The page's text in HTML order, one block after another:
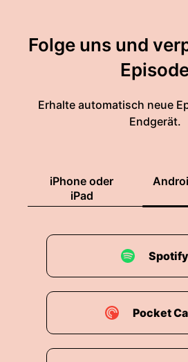
00:00:24: Eieieiei... Ich
00:00:26: Okay I know You
00:00:35: Was weiß ich?
00:00:39: hab keine Ahnung!
00:00:41: Reinall das soll nicht
00:00:42: Do you know
Folge uns und
Erhalte automatisch neue
Endgerät.
iPhone oder
iPad
Spotify
Pocket